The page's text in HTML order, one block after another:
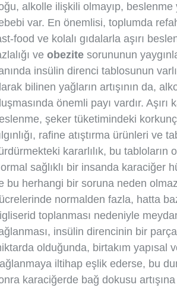
alkolle ilişkili olmayıp,
var. En önemlisi, toplumda
food ve kolalı gıdalarla aşırı
ve obezite sorununun
insülin direnci tablosunun
bilinen yağların artışının da,
önemli payı vardır. Aşırı
şeker tüketimindeki
rafine atıştırma ürünleri ve
kararlılık, bu tabloların
sağlıklı bir insanda karaciğer
bu herhangi bir soruna neden
normalden fazla, hatta
toplanması nedeniyle
insülin direncinin bir
olduğunda, birtakım yapısal
iltihap eşlik ederse, bu
karaciğerde bağ dokusu